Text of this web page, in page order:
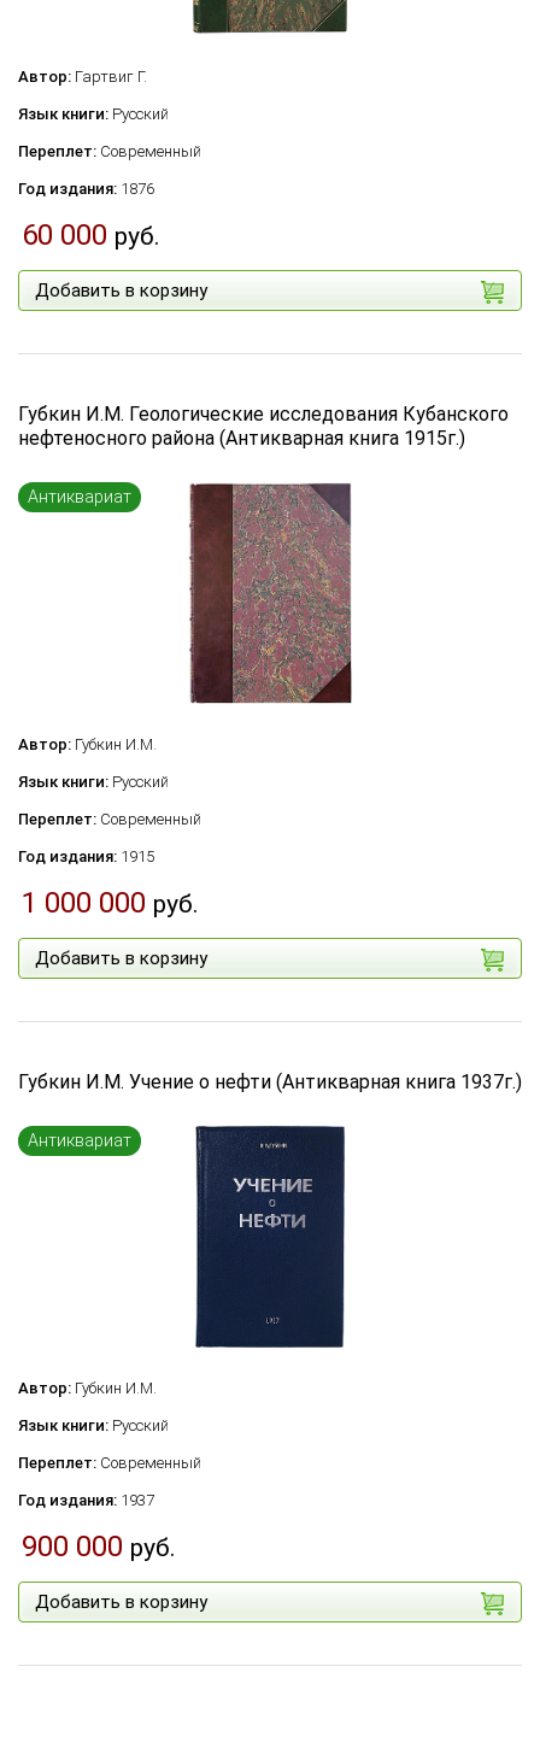
Автор: Гартвиг Г.
Язык книги: Русский
Переплет: Современный
Год издания: 1876
60 000 руб.
Добавить в корзину
Губкин И.М. Геологические исследования Кубанского
нефтеносного района (Антикварная книга 1915г.)
Антиквариат
Автор: Губкин И.М.
Язык книги: Русский
Переплет: Современный
Год издания: 1915
1 000 000 руб.
Добавить в корзину
Губкин И.М. Учение о нефти (Антикварная книга 1937г.)
Антиквариат
Автор: Губкин И.М.
Язык книги: Русский
Переплет: Современный
Год издания: 1937
900 000 руб.
Добавить в корзину